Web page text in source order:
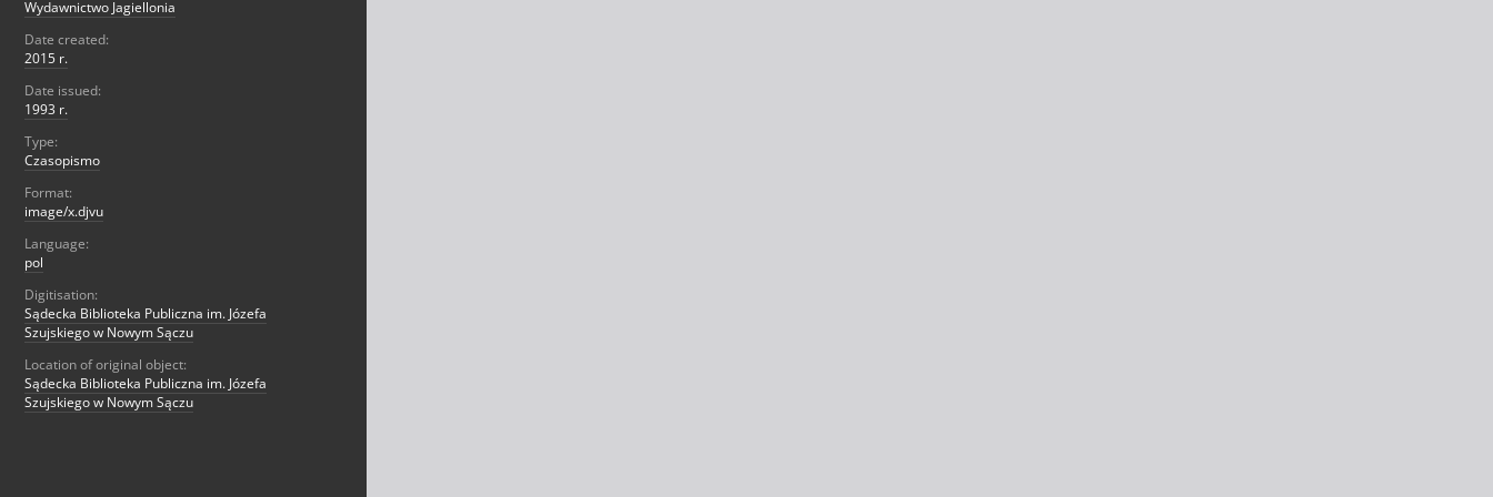
Wydawnictwo Jagiellonia
Date created:
2015 r.
Date issued:
1993 r.
Type:
Czasopismo
Format:
image/x.djvu
Language:
pol
Digitisation:
Sądecka Biblioteka Publiczna im. Józefa
Szujskiego w Nowym Sączu
Location of original object:
Sądecka Biblioteka Publiczna im. Józefa
Szujskiego w Nowym Sączu